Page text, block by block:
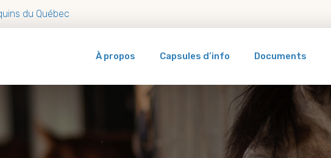
du Québec
À propos Capsules d’info Documents